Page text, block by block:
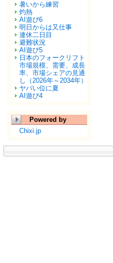
暑いから練習
灼熱
AI遊び6
明日からは又仕事
連休二日目
避難状況
AI遊び5
日本のフォークリフト
市場規模、需要、成長
率、市場シェアの見通
し（2026年～2034年）
ヤバい位に夏
AI遊び4
Powered by
Chixi.jp